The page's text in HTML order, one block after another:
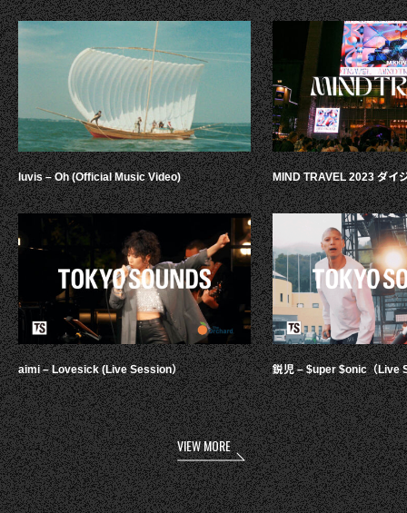
luvis – Oh (Official Music Video)
aimi – Lovesick (Live Session）
MIND TRAVEL 2023 ダイ
鋭児 – $uper $onic（Live
VIEW MORE